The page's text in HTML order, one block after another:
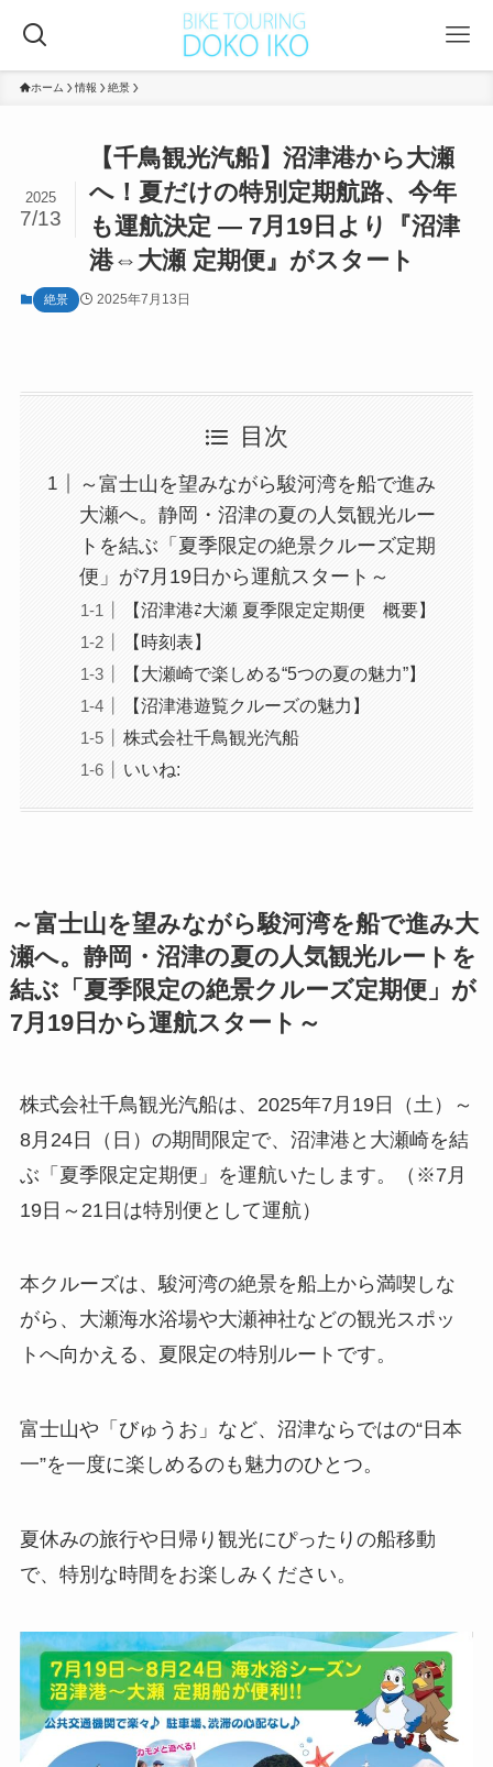
ホーム 情報 絶景
【千鳥観光汽船】沼津港から大瀬
へ！夏だけの特別定期航路、今年
も運航決定 ― 7月19日より『沼津
港⇔大瀬 定期便』がスタート
2025
7/13
絶景 2025年7月13日
目次
～富士山を望みながら駿河湾を船で進み
大瀬へ。静岡・沼津の夏の人気観光ルー
トを結ぶ「夏季限定の絶景クルーズ定期
便」が7月19日から運航スタート～
【沼津港⇄大瀬 夏季限定定期便 概要】
【時刻表】
【大瀬崎で楽しめる“5つの夏の魅力”】
【沼津港遊覧クルーズの魅力】
株式会社千鳥観光汽船
いいね:
～富士山を望みながら駿河湾を船で進み大
瀬へ。静岡・沼津の夏の人気観光ルートを
結ぶ「夏季限定の絶景クルーズ定期便」が
7月19日から運航スタート～
株式会社千鳥観光汽船は、2025年7月19日（土）～
8月24日（日）の期間限定で、沼津港と大瀬崎を結
ぶ「夏季限定定期便」を運航いたします。（※7月
19日～21日は特別便として運航）
本クルーズは、駿河湾の絶景を船上から満喫しな
がら、大瀬海水浴場や大瀬神社などの観光スポッ
トへ向かえる、夏限定の特別ルートです。
富士山や「びゅうお」など、沼津ならではの“日本
一”を一度に楽しめるのも魅力のひとつ。
夏休みの旅行や日帰り観光にぴったりの船移動
で、特別な時間をお楽しみください。